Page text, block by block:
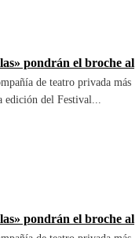
pondrán el broche al
de teatro privada más
del Festival...
pondrán el broche al